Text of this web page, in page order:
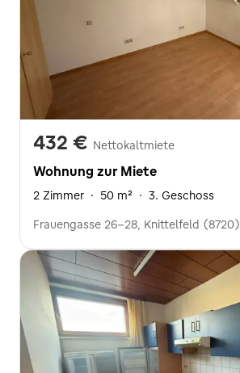
432 € Nettokaltmiete
Wohnung zur Miete
2 Zimmer · 50 m² · 3. Geschoss
Frauengasse 26-28, Knittelfeld (8720)